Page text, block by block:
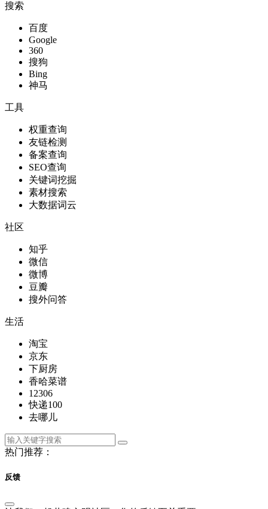
搜索
百度
Google
360
搜狗
Bing
神马
工具
权重查询
友链检测
备案查询
SEO查询
关键词挖掘
素材搜索
大数据词云
社区
知乎
微信
微博
豆瓣
搜外问答
生活
淘宝
京东
下厨房
香哈菜谱
12306
快递100
去哪儿
热门推荐：
反馈